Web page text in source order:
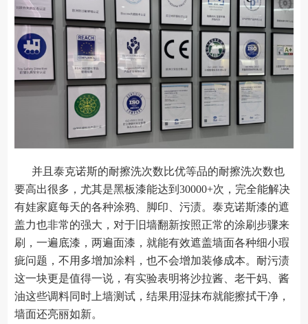
并且泰克诺斯的耐擦洗次数比优等品的耐擦洗次数也
要高出很多，尤其是黑板漆能达到30000+次，完全能解决
有娃家庭每天的各种涂鸦、脚印、污渍。泰克诺斯漆的遮
盖力也非常的强大，对于旧墙翻新按照正常的涂刷步骤来
刷，一遍底漆，两遍面漆，就能有效遮盖墙面各种细小瑕
疵问题，不用多增加涂料，也不会增加装修成本。耐污渍
这一块更是值得一说，有实验表明将沙拉酱、老干妈、酱
油这些调料同时上墙测试，结果用湿抹布就能擦拭干净，
墙面还亮丽如新。